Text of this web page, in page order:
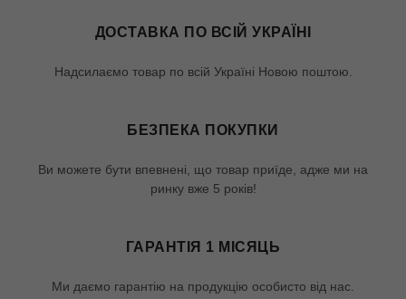
ДОСТАВКА ПО ВСІЙ УКРАЇНІ
Надсилаємо товар по всій Україні Новою поштою.
БЕЗПЕКА ПОКУПКИ
Ви можете бути впевнені, що товар приїде, адже ми на
ринку вже 5 років!
ГАРАНТІЯ 1 МІСЯЦЬ
Ми даємо гарантію на продукцію особисто від нас.